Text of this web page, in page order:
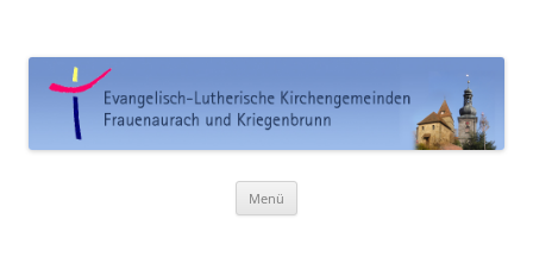
Frauenaurach-Kriegenbrunn
Menü